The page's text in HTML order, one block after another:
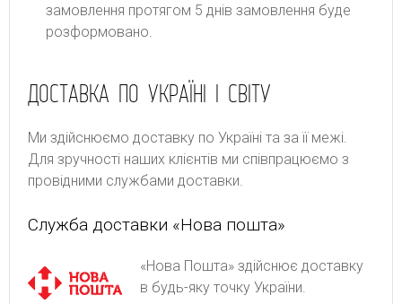
замовлення протягом 5 днів замовлення буде
розформовано.
ДОСТАВКА ПО УКРАЇНІ І СВІТУ
Ми здійснюємо доставку по Україні та за її межі.
Для зручності наших клієнтів ми співпрацюємо з
провідними службами доставки.
Служба доставки «Нова пошта»
«Нова Пошта» здійснює доставку
в будь-яку точку України.